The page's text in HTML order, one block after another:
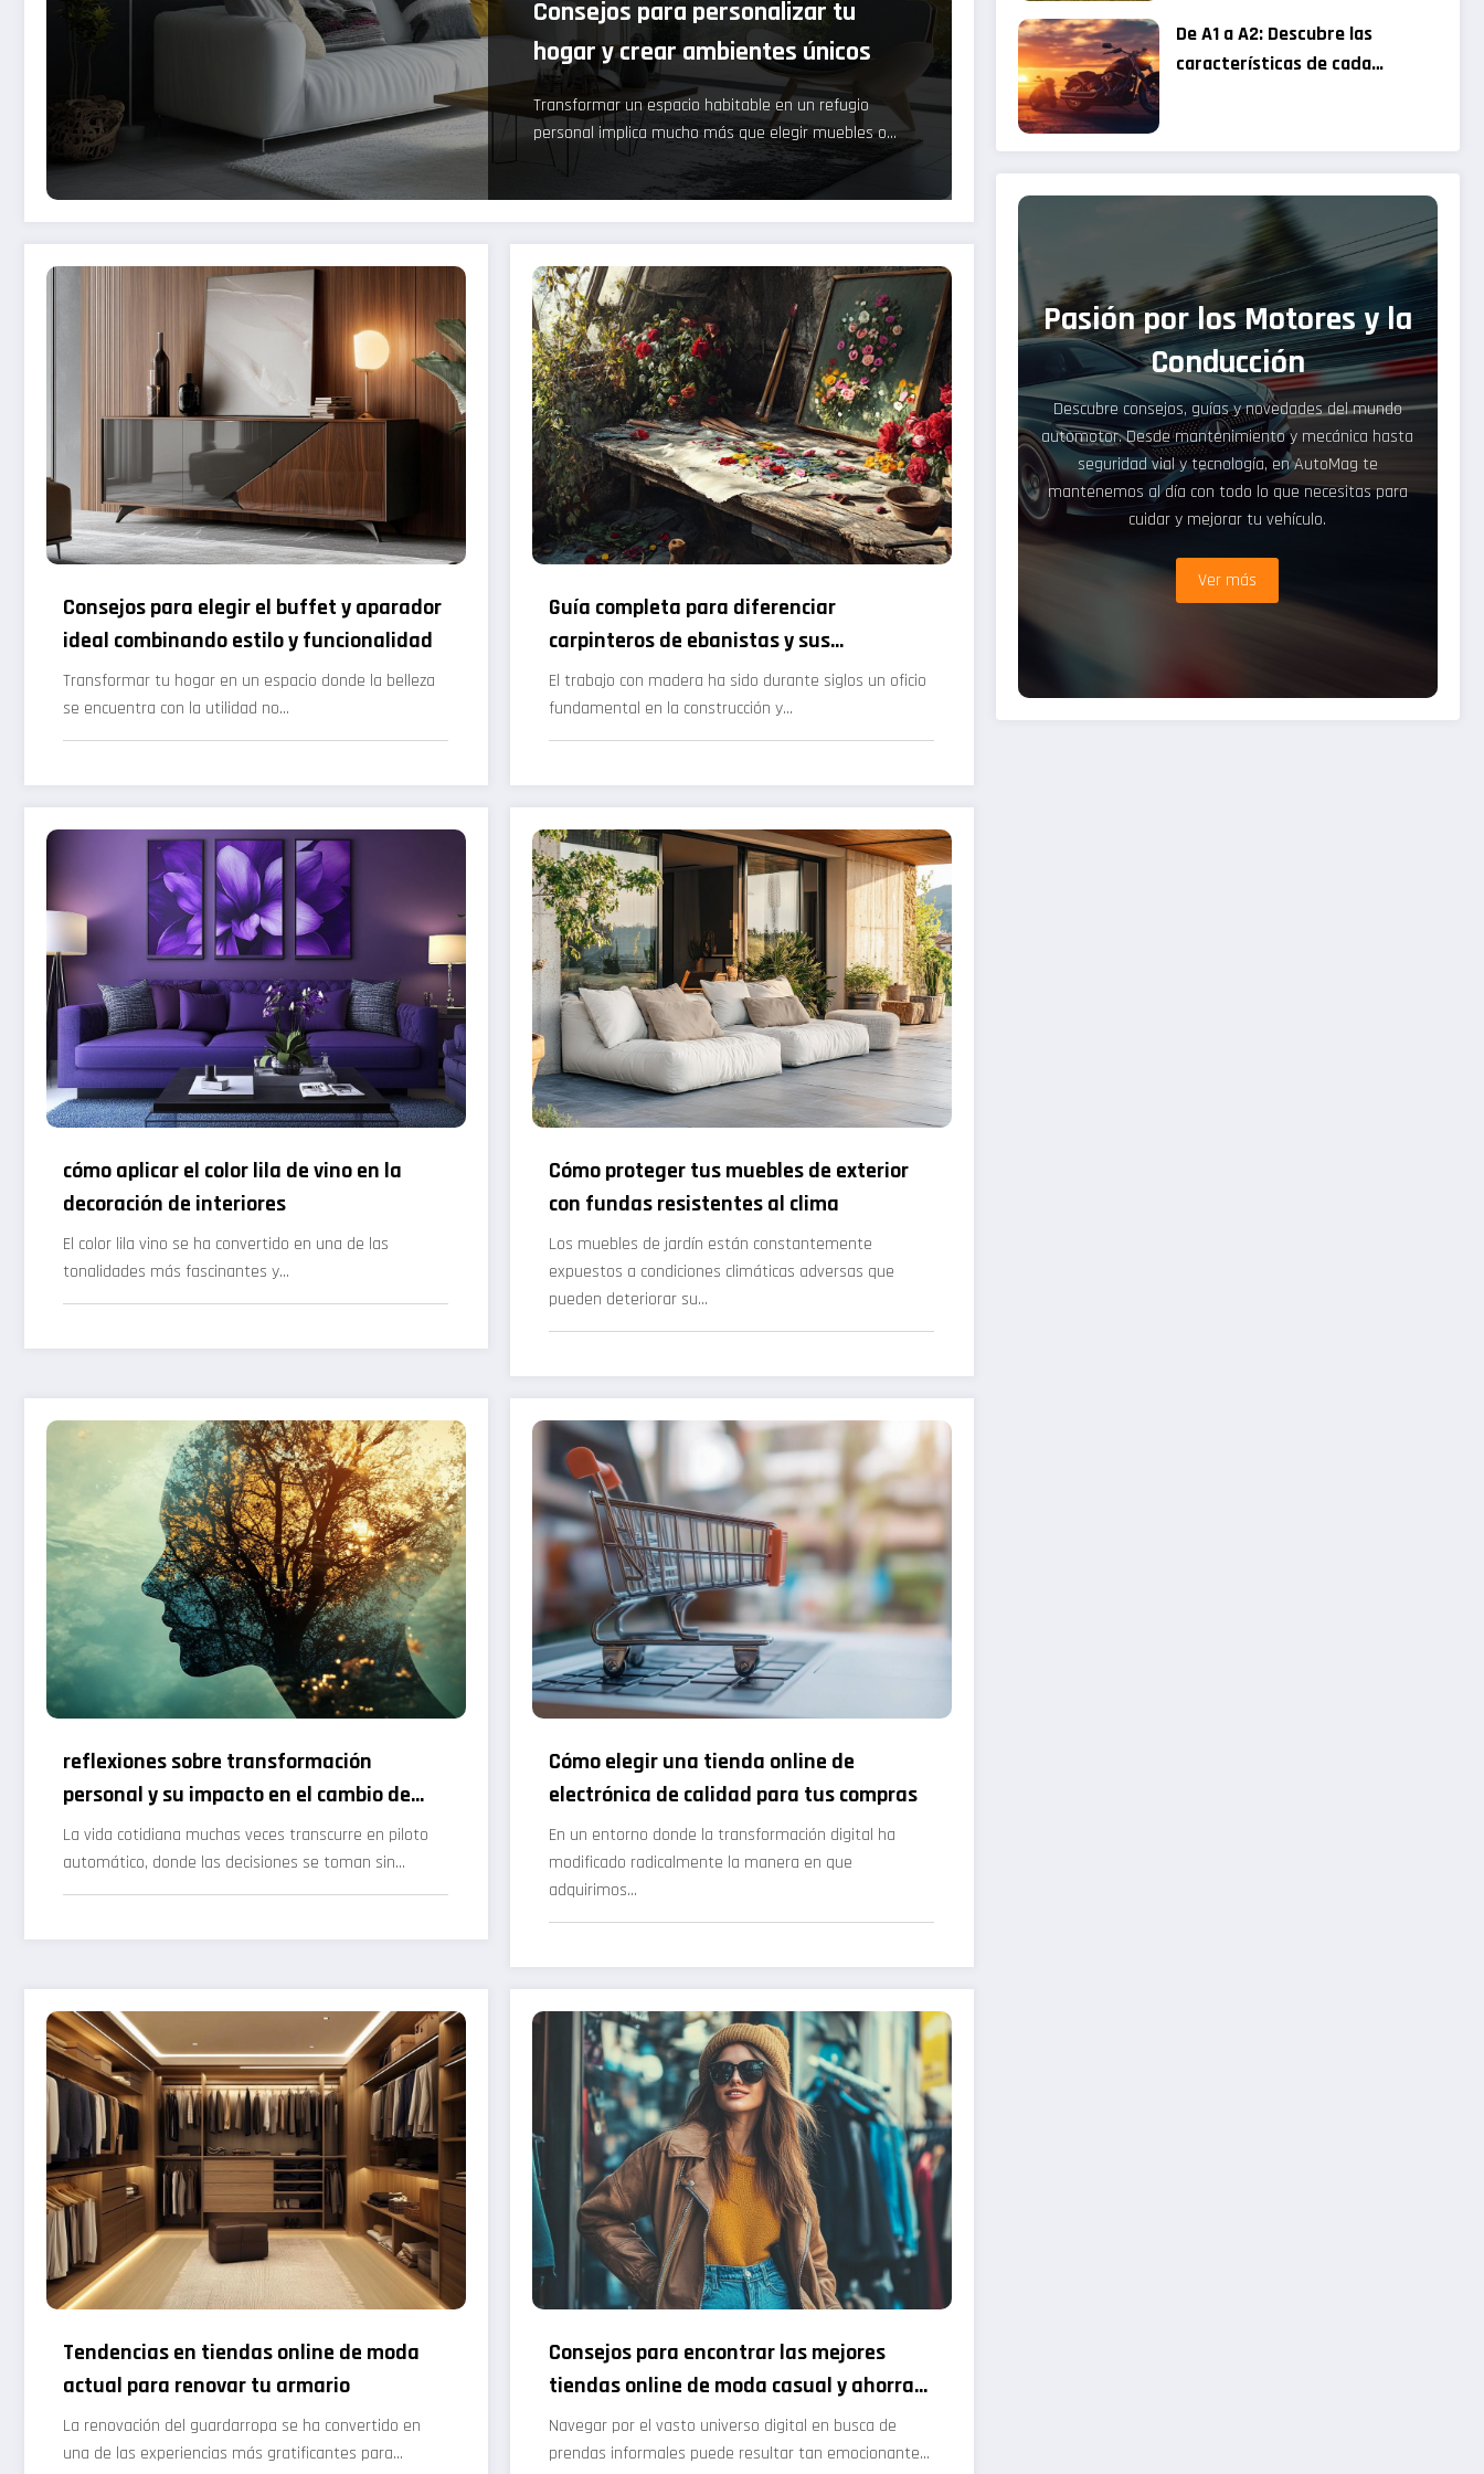
Consejos para personalizar tu
hogar y crear ambientes únicos
Transformar un espacio habitable en un refugio
personal implica mucho más que elegir muebles o…
Consejos para elegir el buffet y aparador
ideal combinando estilo y funcionalidad
Transformar tu hogar en un espacio donde la belleza
se encuentra con la utilidad no…
Guía completa para diferenciar
carpinteros de ebanistas y sus
herramientas
El trabajo con madera ha sido durante siglos un oficio
fundamental en la construcción y…
cómo aplicar el color lila de vino en la
decoración de interiores
El color lila vino se ha convertido en una de las
tonalidades más fascinantes y…
Cómo proteger tus muebles de exterior
con fundas resistentes al clima
Los muebles de jardín están constantemente
expuestos a condiciones climáticas adversas que
pueden deteriorar su…
reflexiones sobre transformación
personal y su impacto en el cambio de
conciencia
La vida cotidiana muchas veces transcurre en piloto
automático, donde las decisiones se toman sin…
Cómo elegir una tienda online de
electrónica de calidad para tus compras
En un entorno donde la transformación digital ha
modificado radicalmente la manera en que
adquirimos…
Tendencias en tiendas online de moda
actual para renovar tu armario
La renovación del guardarropa se ha convertido en
una de las experiencias más gratificantes para…
Consejos para encontrar las mejores
tiendas online de moda casual y ahorrar
dinero
Navegar por el vasto universo digital en busca de
prendas informales puede resultar tan emocionante…
De A1 a A2: Descubre las
características de cada
Pasión por los Motores y la
Conducción
Descubre consejos, guías y novedades del mundo
automotor. Desde mantenimiento y mecánica hasta
seguridad vial y tecnología, en AutoMag te
mantenemos al día con todo lo que necesitas para
cuidar y mejorar tu vehículo.
Ver más